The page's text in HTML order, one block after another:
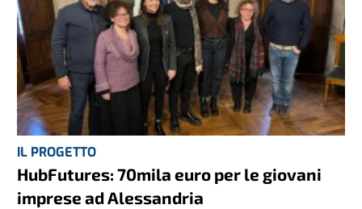
IL PROGETTO
HubFutures: 70mila euro per le giovani
imprese ad Alessandria